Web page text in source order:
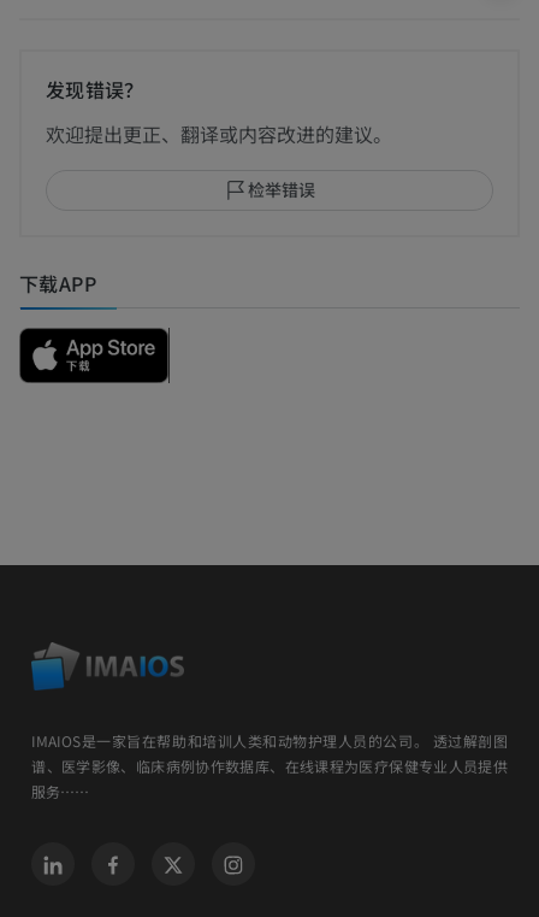
发现错误？
欢迎提出更正、翻译或内容改进的建议。
检举错误
下载APP
IMAIOS是一家旨在帮助和培训人类和动物护理人员的公司。 透过解剖图
谱、医学影像、临床病例协作数据库、在线课程为医疗保健专业人员提供
服务……